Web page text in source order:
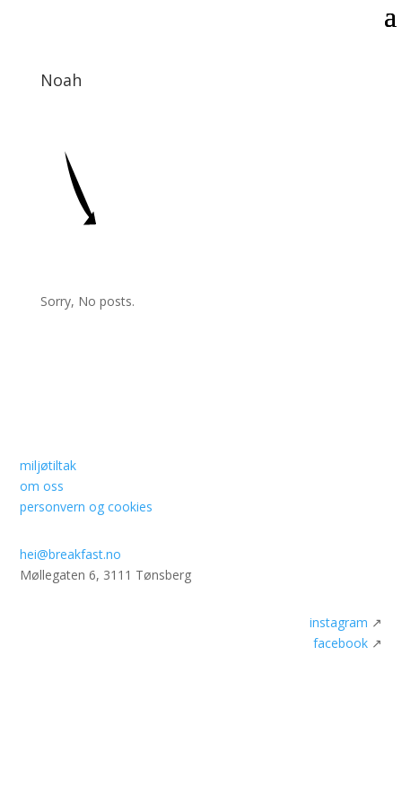
Noah
Sorry, No posts.
miljøtiltak
om oss
personvern og cookies
hei@breakfast.no
Møllegaten 6, 3111 Tønsberg
instagram ↗
facebook↗